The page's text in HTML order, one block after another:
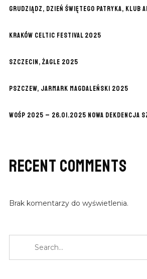
GRUDZIĄDZ, DZIEŃ ŚWIĘTEGO PATRYKA, KLUB
KRAKÓW CELTIC FESTIVAL 2025
SZCZECIN, ŻAGLE 2025
PSZCZEW, JARMARK MAGDALEŃSKI 2025
WOŚP 2025 – 26.01.2025 NOWA DEKDENCJA
RECENT COMMENTS
Brak komentarzy do wyświetlenia.